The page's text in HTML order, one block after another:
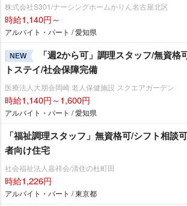
株式会社S301/ナーシングホームかりん名古屋北区
時給1,140円～
アルバイト・パート / 愛知県
NEW
「週2から可」調理スタッフ/無資格
トステイ/社会保障完備
医療法人大朋会岡崎 老人保健施設 スクエアガーデン
時給1,140円～1,600円
アルバイト・パート / 愛知県
「福祉調理スタッフ」無資格可/シフト相談
者向け住宅
社会福祉法人嘉祥会/清住の杜町田
時給1,226円
アルバイト・パート / 東京都